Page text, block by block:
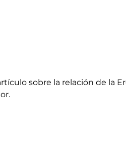
sobre la relación de la